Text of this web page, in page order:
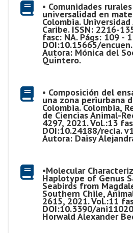
• Comunidades
universalidad en
Colombia.
Caribe. ISSN: 2216-
fasc: NA. Págs: 109 -
DOI:10.15665/
Autora: Mónica del
Quintero.
• Composición del
una zona periurbana
Colombia. Colombia,
de Ciencias Animal-
4297, 2021. Vol.:13
DOI:10.24188/recia.
Autora: Daisy
•Molecular
Haplotype of Genus
Seabirds from
Southern Chile,
2615, 2021. Vol.:11
DOI:10.3390/
Horwald Alexander